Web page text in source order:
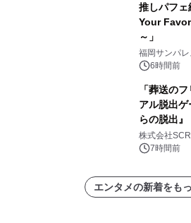
推しパフ
Your
～」
福岡サンパ
6時間前
「葬送の
アル脱出
らの脱出
器を手に魔
インビジュ
株式会社
7時間前
エンタメの新着をも